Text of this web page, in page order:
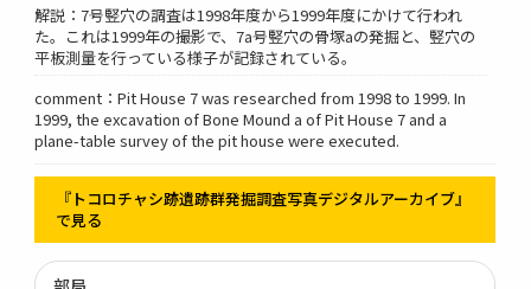
解説：7号竪穴の調査は1998年度から1999年度にかけて行われ
た。これは1999年の撮影で、7a号竪穴の骨塚aの発掘と、竪穴の
平板測量を行っている様子が記録されている。
comment：Pit House 7 was researched from 1998 to 1999. In
1999, the excavation of Bone Mound a of Pit House 7 and a
plane-table survey of the pit house were executed.
『トコロチャシ跡遺跡群発掘調査写真デジタルアーカイブ』
で見る